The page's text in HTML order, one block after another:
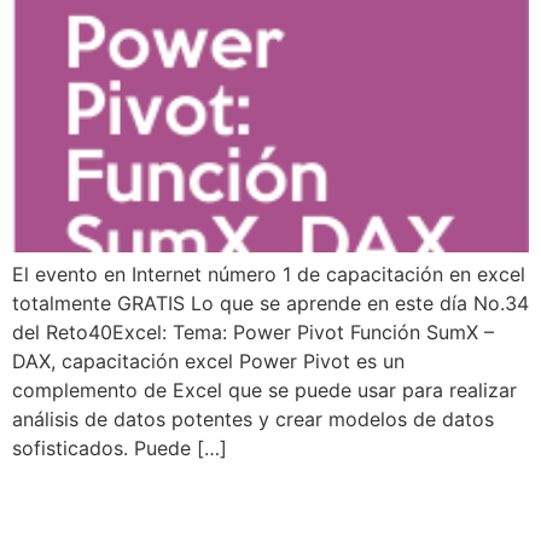
El evento en Internet número 1 de capacitación en excel
totalmente GRATIS Lo que se aprende en este día No.34
del Reto40Excel: Tema: Power Pivot Función SumX –
DAX, capacitación excel Power Pivot es un
complemento de Excel que se puede usar para realizar
análisis de datos potentes y crear modelos de datos
sofisticados. Puede […]